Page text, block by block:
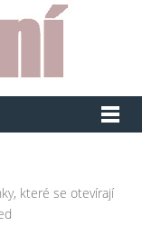
které se otevírají